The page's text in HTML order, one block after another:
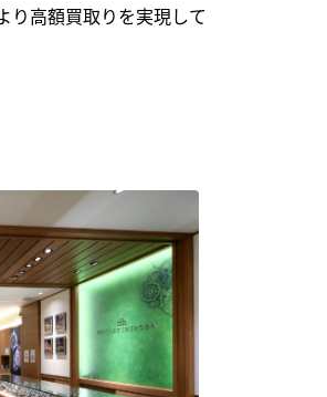
り高額買取りを実現して